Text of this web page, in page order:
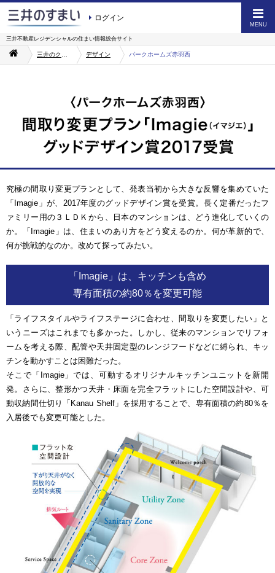
ログイン
MENU
三井不動産レジデンシャルの住まい情報総合サイト
デザイン パークホームズ赤羽西
究極の間取り変更プランとして、発表当初から大きな反響を集めていた
「Imagie」が、2017年度のグッドデザイン賞を受賞。長く定番だったフ
ァミリー用の３ＬＤＫから、日本のマンションは、どう進化していくの
か。「Imagie」は、住まいのあり方をどう変えるのか。何が革新的で、
何が挑戦的なのか。改めて探ってみたい。
「Imagie」は、キッチンも含め
専有面積の約80％を変更可能
「ライフスタイルやライフステージに合わせ、間取りを変更したい」と
いうニーズはこれまでも多かった。しかし、従来のマンションでリフォ
ームを考える際、配管や天井固定型のレンジフードなどに縛られ、キッ
チンを動かすことは困難だった。
そこで「Imagie」では、可動するオリジナルキッチンユニットを新開
発。さらに、整形かつ天井・床面を完全フラットにした空間設計や、可
動収納間仕切り「Kanau Shelf」を採用することで、専有面積の約80％を
入居後でも変更可能とした。